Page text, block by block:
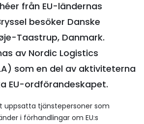
från EU-ländernas
besöker Danske
Taastrup, Danmark.
av Nordic Logistics
som en del av aktiviteterna
EU-ordförandeskapet.
uppsatta tjänstepersoner som
i förhandlingar om EU:s